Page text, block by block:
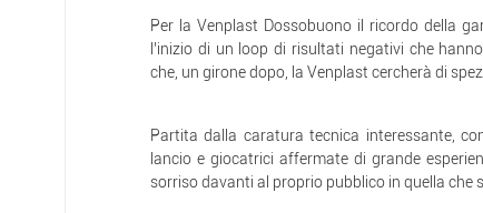
Per la Venplast Dossobuono il ricordo della
l’inizio di un loop di risultati negativi che
che, un girone dopo, la Venplast cercherà di
Partita dalla caratura tecnica interessante,
lancio e giocatrici affermate di grande
sorriso davanti al proprio pubblico in quella